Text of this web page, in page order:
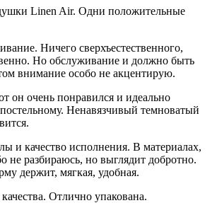
Linen Air. Одни положительные
Ничего сверхъестественного,
Но обслуживание и должно быть
внимание особо не акцентирую.
он очень понравился и идеально
Ненавязчивый темноватый
и качество исполнения. В материалах,
не разбираюсь, но выглядит добротно.
держит, мягкая, удобная.
Отлично упакована.